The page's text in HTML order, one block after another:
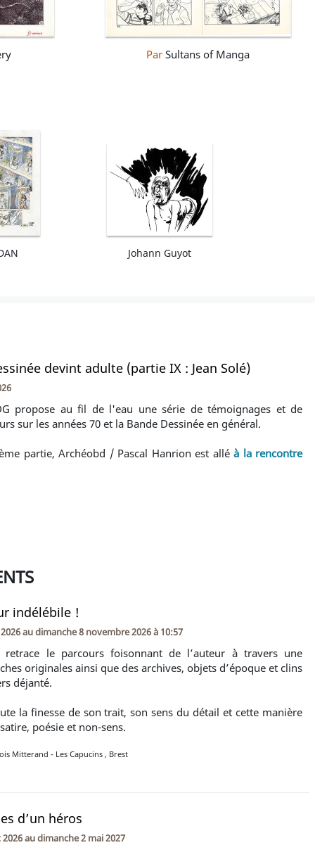
Par Sultans of Manga
Johann Guyot
devint adulte (partie IX : Jean Solé)
propose au fil de l'eau une série de témoignages et de
sur les années 70 et la Bande Dessinée en général.
partie, Archéobd / Pascal Hanrion est allé à la rencontre
indélébile !
audimanche 8 novembre 2026 à 10:57
retrace le parcours foisonnant de l’auteur à travers une
originales ainsi que des archives, objets d’époque et clins
déjanté.
la finesse de son trait, son sens du détail et cette manière
poésie et non-sens.
Mitterand - Les Capucins , Brest
d’un héros
audimanche 2 mai 2027